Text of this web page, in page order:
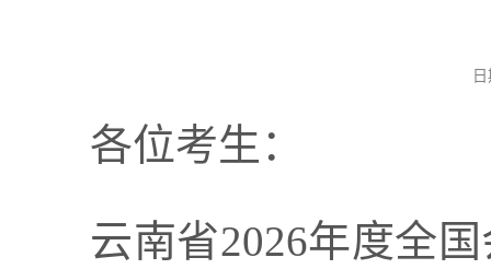
各位考生：
云南省2026年度全